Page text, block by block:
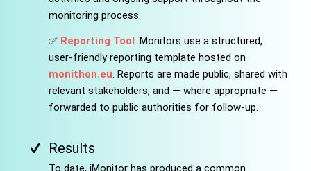
monitoring process.
✅ Reporting Tool: Monitors use a structured,
user-friendly reporting template hosted on
monithon.eu. Reports are made public, shared with
relevant stakeholders, and — where appropriate —
forwarded to public authorities for follow-up.
Results
To date, iMonitor has produced a common